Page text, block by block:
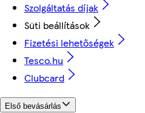
Szolgáltatás díjak
Süti beállítások
Fizetési lehetőségek
Tesco.hu
Clubcard
Első bevásárlás